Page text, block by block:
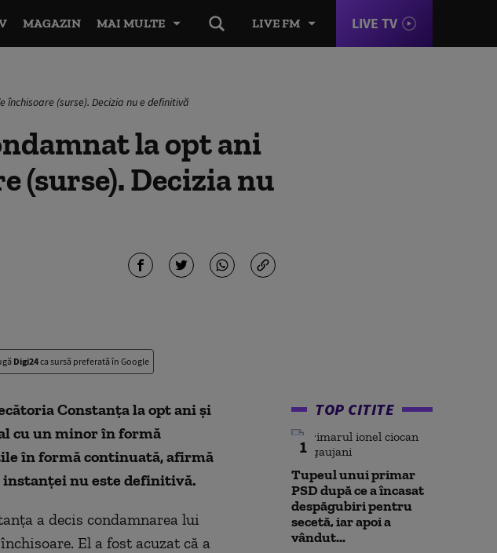
LIVE FM LIVE TV
MAGAZIN MAI MULTE
(surse). Decizia nu e definitivă
la opt ani
(surse). Decizia nu
Digi24ca sursă preferată în Google
Constanţa la opt ani şi
cu un minor în formă
în formă continuată, afirmă
instanţei nu este definitivă.
a decis condamnarea lui
El a fost acuzat că a
TOP CITITE
1
Tupeul unui primar
PSD după ce a încasat
despăgubiri pentru
secetă, iar apoi a
vândut...